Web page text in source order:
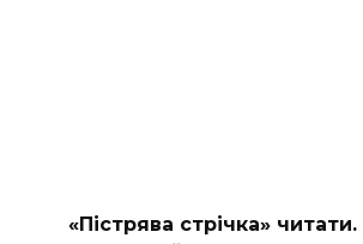
«Пістрява стрічка»